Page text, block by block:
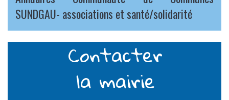
SUNDGAU- associations et santé/solidarité
Contacter
la mairie